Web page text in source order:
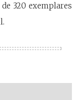
320 exemplares